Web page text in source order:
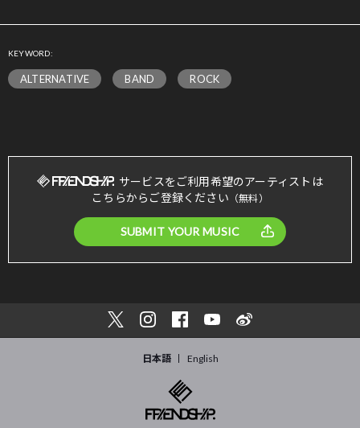
KEYWORD:
ALTERNATIVE BAND ROCK
サービスをご利用希望のアーティストは
こちらからご登録ください （無料）
SUBMIT YOUR MUSIC
日本語 English